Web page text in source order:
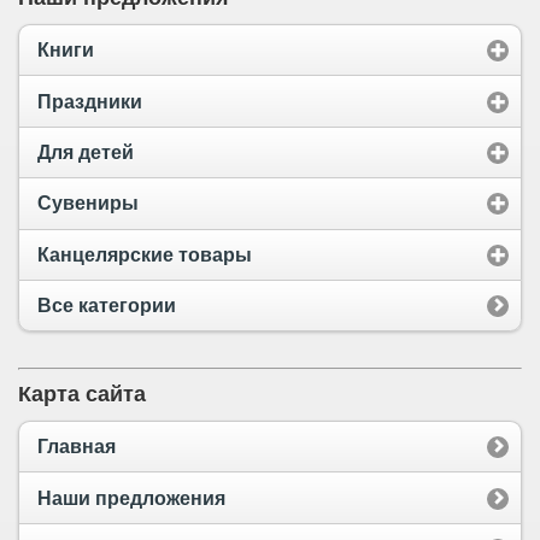
Книги
Праздники
Для детей
Сувениры
Канцелярские товары
Все категории
Карта сайта
Главная
Наши предложения